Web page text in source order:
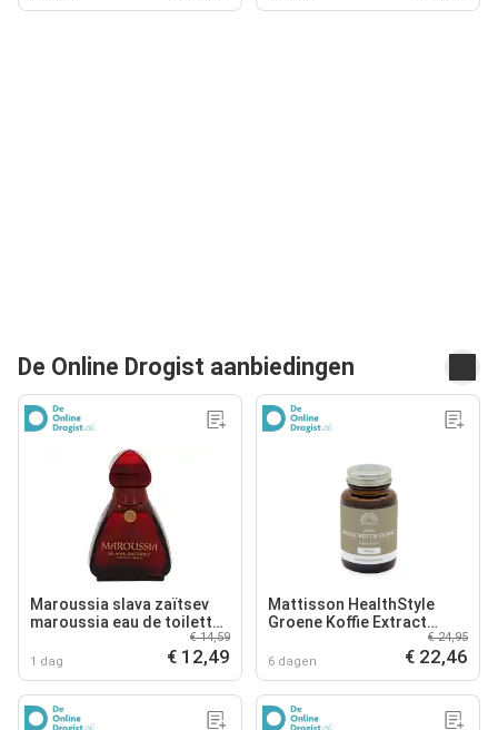
De Online Drogist aanbiedingen
Maroussia slava zaïtsev
maroussia eau de toilette
1 dag
€ 14,59
€ 12,49
Mattisson HealthStyle
Groene Koffie Extract
6 dagen
€ 24,95
€ 22,46